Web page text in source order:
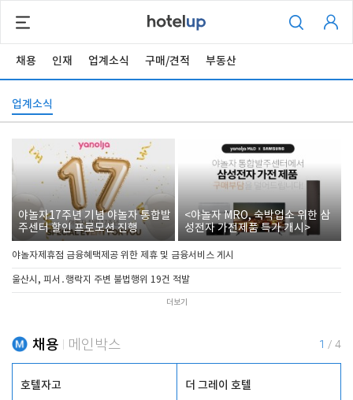
채용 인재 업계소식 구매/견적 부동산
업계소식
야놀자17주년 기념 야놀자 통합발
주센터 할인 프로모션 진행
<야놀자 MRO, 숙박업소 위한 삼
성전자 가전제품 특가 개시>
야놀자제휴점 금융혜택제공 위한 제휴 및 금융서비스 게시
울산시, 피서․행락지 주변 불법행위 19건 적발
더보기
채용 메인박스 1 / 4
호텔자고 더 그레이 호텔